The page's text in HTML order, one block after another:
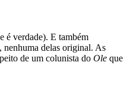
é verdade). E também
nenhuma delas original. As
de um colunista do Ole que